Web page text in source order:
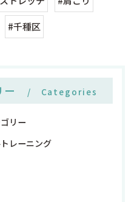
#千種区
ー Categories
リー
レーニング